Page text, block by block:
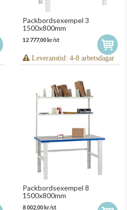
Packbordsexempel 3
1500x800mm
12 777,00 kr/st
Leveranstid: 4-8 arbetsdagar
Packbordsexempel 8
1500x800mm
8 002,00 kr/st